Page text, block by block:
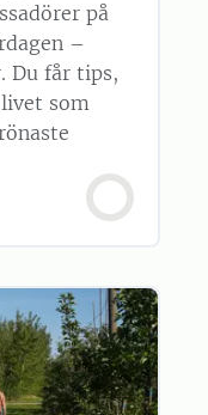
på
–
Du får tips,
som